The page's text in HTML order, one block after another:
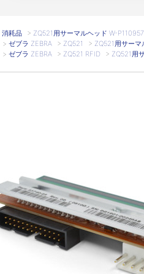
消耗品 > ZQ521用サーマルヘッド W-
> ゼブラ ZEBRA > ZQ521 > ZQ521用サー
> ゼブラ ZEBRA > ZQ521 RFID > ZQ521用